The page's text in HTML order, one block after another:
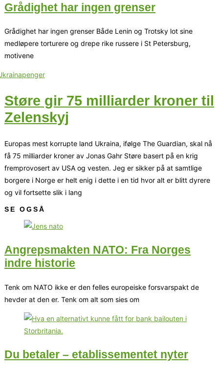
Grådighet har ingen grenser
Grådighet har ingen grenser Både Lenin og Trotsky lot sine
medløpere torturere og drepe rike russere i St Petersburg,
motivene
Støre gir 75 milliarder kroner til
Zelenskyj
Europas mest korrupte land Ukraina, ifølge The Guardian, skal nå
få 75 milliarder kroner av Jonas Gahr Støre basert på en krig
fremprovosert av USA og vesten. Jeg er sikker på at samtlige
borgere i Norge er helt enig i dette i en tid hvor alt er blitt dyrere
og vil fortsette slik i lang
SE OGSÅ
Angrepsmakten NATO: Fra Norges
indre historie
Tenk om NATO ikke er den felles europeiske forsvarspakt de
hevder at den er. Tenk om alt som sies om
Du betaler – etablissementet nyter